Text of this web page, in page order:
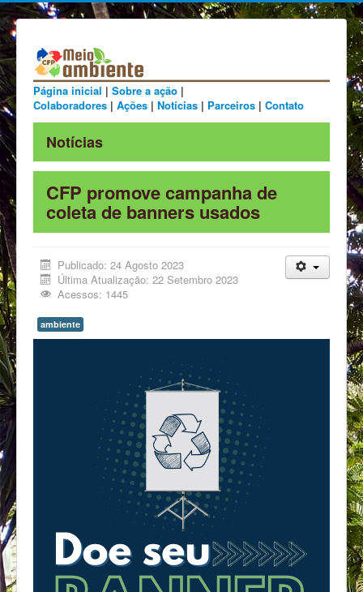
Página inicial | Sobre a ação |
Colaboradores | Ações | Notícias | Parceiros | Contato
Notícias
CFP promove campanha de
coleta de banners usados
Publicado: 24 Agosto 2023
Última Atualização: 22 Setembro 2023
Acessos: 1445
ambiente